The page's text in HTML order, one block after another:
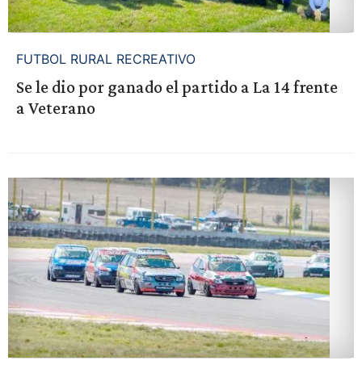
FUTBOL RURAL RECREATIVO
Se le dio por ganado el partido a La 14 frente
a Veterano